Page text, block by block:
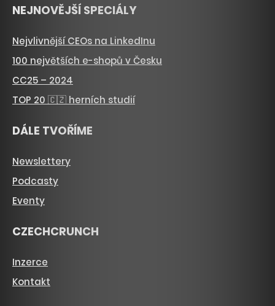
NEJNOVĚJŠÍ SPECIÁLY
Nejvlivnější CEOs na LinkedInu
100 největších e-shopů v Česku
CC25 – 2024
TOP 20 🇨🇿 herních studií
DÁLE TVOŘÍME
Newslettery
Podcasty
Eventy
CZECHCRUNCH
Inzerce
Kontakt